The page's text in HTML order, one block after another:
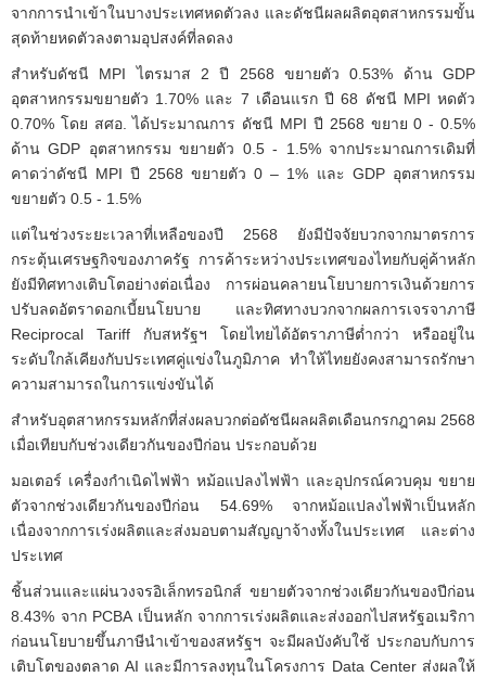
จากการนำเข้าในบางประเทศหดตัวลง และดัชนีผลผลิตอุตสาหกรรมขั้น
สุดท้ายหดตัวลงตามอุปสงค์ที่ลดลง
สำหรับดัชนี MPI ไตรมาส 2 ปี 2568 ขยายตัว 0.53% ด้าน GDP
อุตสาหกรรมขยายตัว 1.70% และ 7 เดือนแรก ปี 68 ดัชนี MPI หดตัว
0.70% โดย สศอ. ได้ประมาณการ ดัชนี MPI ปี 2568 ขยาย 0 - 0.5%
ด้าน GDP อุตสาหกรรม ขยายตัว 0.5 - 1.5% จากประมาณการเดิมที่
คาดว่าดัชนี MPI ปี 2568 ขยายตัว 0 – 1% และ GDP อุตสาหกรรม
ขยายตัว 0.5 - 1.5%
แต่ในช่วงระยะเวลาที่เหลือของปี 2568 ยังมีปัจจัยบวกจากมาตรการ
กระตุ้นเศรษฐกิจของภาครัฐ การค้าระหว่างประเทศของไทยกับคู่ค้าหลัก
ยังมีทิศทางเติบโตอย่างต่อเนื่อง การผ่อนคลายนโยบายการเงินด้วยการ
ปรับลดอัตราดอกเบี้ยนโยบาย และทิศทางบวกจากผลการเจรจาภาษี
Reciprocal Tariff กับสหรัฐฯ โดยไทยได้อัตราภาษีต่ำกว่า หรืออยู่ใน
ระดับใกล้เคียงกับประเทศคู่แข่งในภูมิภาค ทำให้ไทยยังคงสามารถรักษา
ความสามารถในการแข่งขันได้
สำหรับอุตสาหกรรมหลักที่ส่งผลบวกต่อดัชนีผลผลิตเดือนกรกฎาคม 2568
เมื่อเทียบกับช่วงเดียวกันของปีก่อน ประกอบด้วย
มอเตอร์ เครื่องกำเนิดไฟฟ้า หม้อแปลงไฟฟ้า และอุปกรณ์ควบคุม ขยาย
ตัวจากช่วงเดียวกันของปีก่อน 54.69% จากหม้อแปลงไฟฟ้าเป็นหลัก
เนื่องจากการเร่งผลิตและส่งมอบตามสัญญาจ้างทั้งในประเทศ และต่าง
ประเทศ
ชิ้นส่วนและแผ่นวงจรอิเล็กทรอนิกส์ ขยายตัวจากช่วงเดียวกันของปีก่อน
8.43% จาก PCBA เป็นหลัก จากการเร่งผลิตและส่งออกไปสหรัฐอเมริกา
ก่อนนโยบายขึ้นภาษีนำเข้าของสหรัฐฯ จะมีผลบังคับใช้ ประกอบกับการ
เติบโตของตลาด AI และมีการลงทุนในโครงการ Data Center ส่งผลให้